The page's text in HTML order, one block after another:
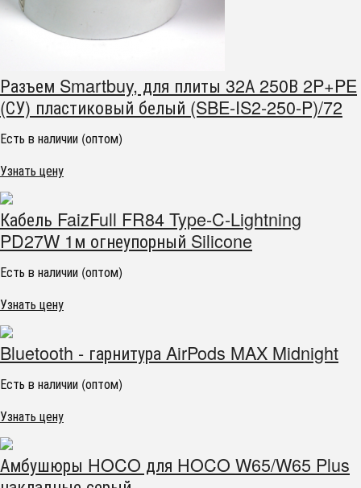
Разъем Smartbuy, для плиты 32А 250В 2P+PE
(СУ) пластиковый белый (SBE-IS2-250-P)/72
Есть в наличии (оптом)
Узнать цену
Кабель FaizFull FR84 Type-C-Lightning
PD27W 1м огнеупорный Silicone
Есть в наличии (оптом)
Узнать цену
Bluetooth - гарнитура AirPods MAX Midnight
Есть в наличии (оптом)
Узнать цену
Амбушюры HOCO для HOCO W65/W65 Plus